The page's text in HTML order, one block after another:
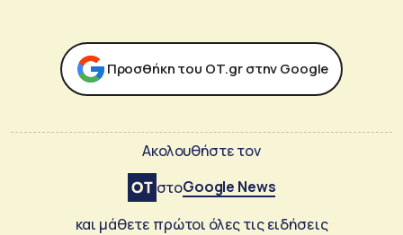
Προσθήκη του ΟΤ.gr στην Google
Ακολουθήστε τον
στοGoogle News
και μάθετε πρώτοι όλες τις ειδήσεις